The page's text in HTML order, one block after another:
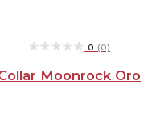
★★★★★
★★★★★ 0 (0)
Moonrock Oro